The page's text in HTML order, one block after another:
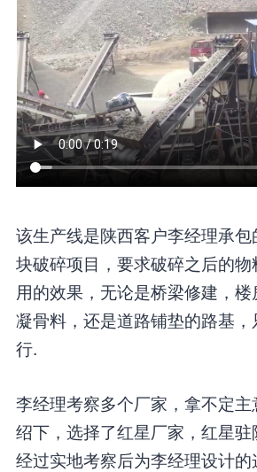
该生产线是陕西客户李经理承
块破碎项目，要求破碎之后的
用的效果，无论是桥梁修建，
凝骨料，还是道路铺垫的路基
行.
李经理考察多个厂家，拿不定
绍下，选择了红星厂家，红星
经过实地考察后为李经理设计的